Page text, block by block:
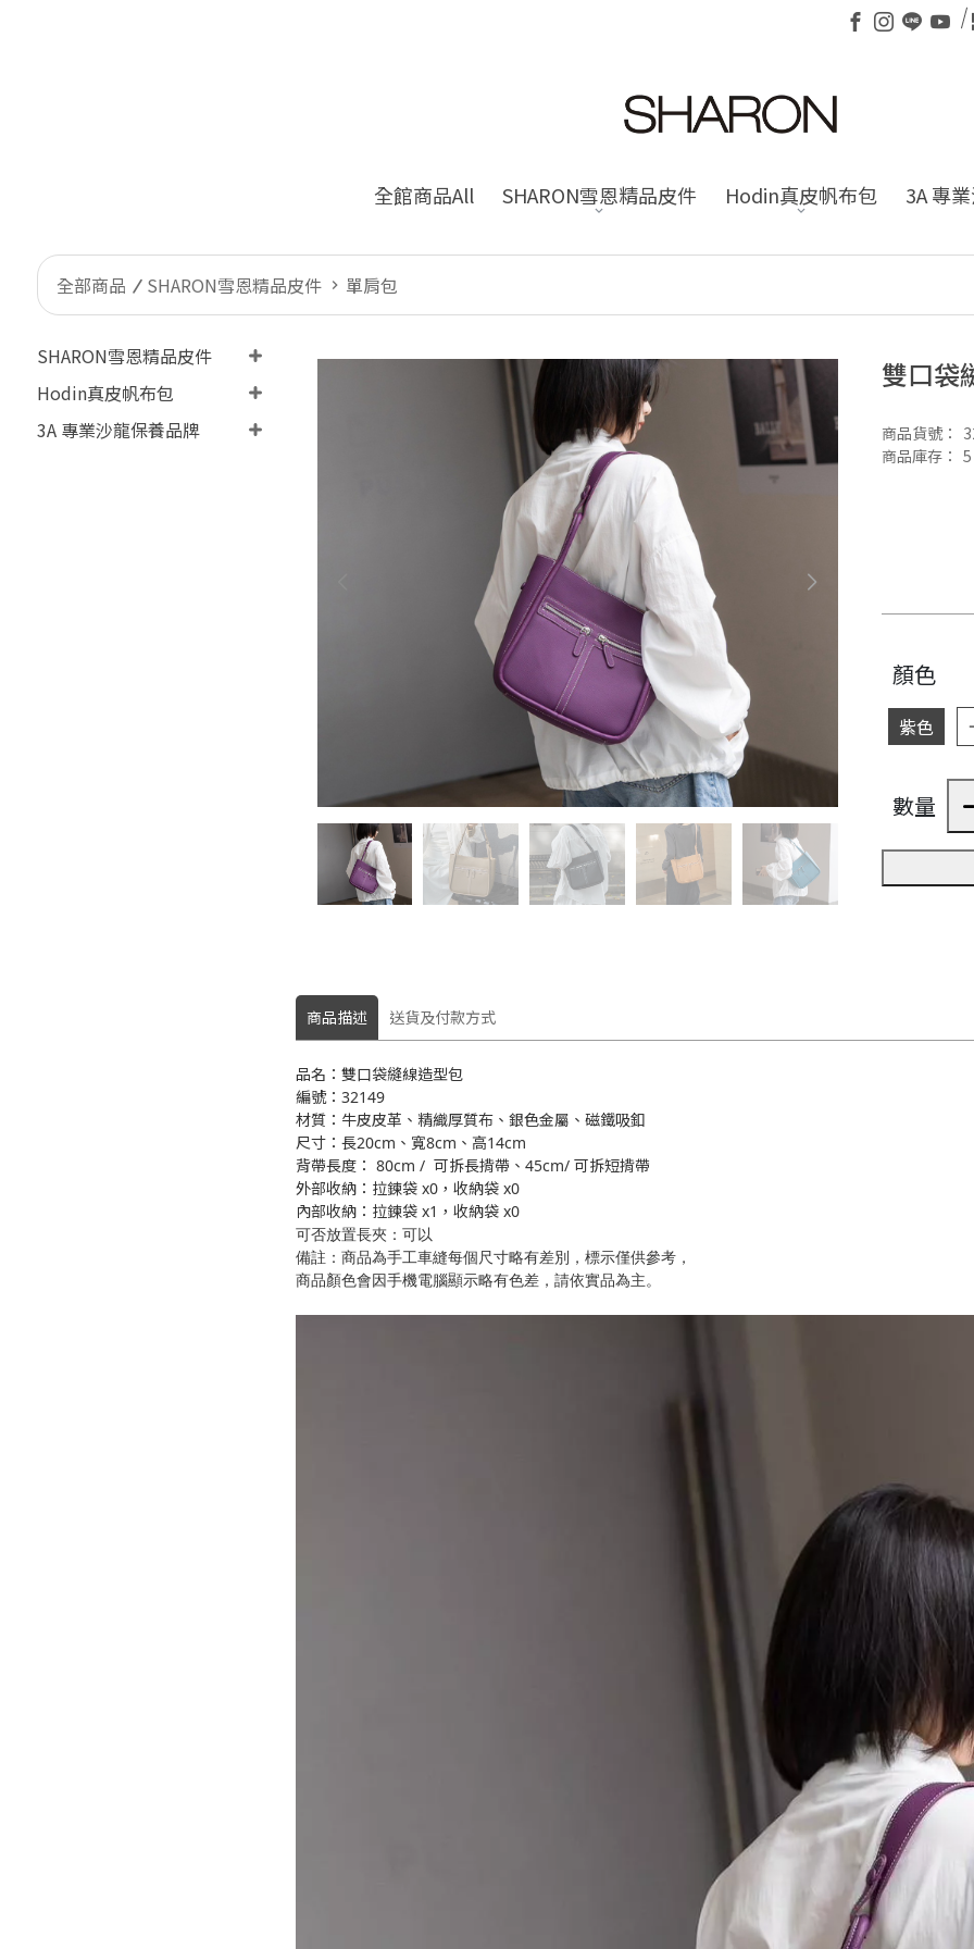
全館商品All SHARON雪恩精品皮件 Hodin真皮帆布包 3A 專
全部商品 SHARON雪恩精品皮件 單肩包
SHARON雪恩精品皮件
Hodin真皮帆布包
3A 專業沙龍保養品牌
雙口袋
商品貨號：
商品庫存： 5
顏色
紫色
數量
商品描述 送貨及付款方式
品名：雙口袋縫線造型包
編號：32149
材質：牛皮皮革、精織厚質布、銀色金屬、磁鐵吸釦
尺寸：長20cm、寬8cm、高14cm
背帶長度： 80cm / 可拆長揹帶、45cm/ 可拆短揹帶
外部收納：拉鍊袋 x0，收納袋 x0
內部收納：拉鍊袋 x1，收納袋 x0
可否放置長夾：可以
備註：商品為手工車縫每個尺寸略有差別，標示僅供參考，
商品顏色會因手機電腦顯示略有色差，請依實品為主。